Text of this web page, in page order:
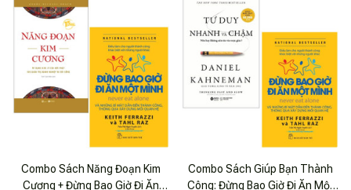
Combo Sách Năng Đoạn Kim
Cương + ​Đừng Bao Giờ Đi Ăn
Combo Sách Giúp Bạn Thành
Công: Đừng Bao Giờ Đi Ăn Một